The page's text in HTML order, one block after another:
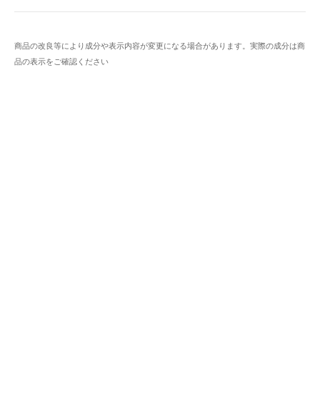
商品の改良等により成分や表示内容が変更になる場合があります。実際の成分は商
品の表示をご確認ください